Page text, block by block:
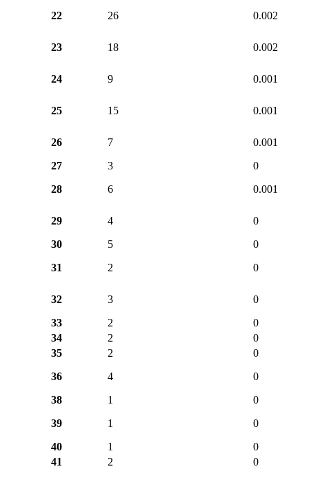
22 26 0.002
23 18 0.002
24 9 0.001
25 15 0.001
26 7
0.001
27
3
0
28
6 0.001
29 4
0
30
5
0
31
2 0
32 3
0
33
2
0
34
2
0
35
2
0
36
4
0
38
1
0
39
1
0
40
1
0
41
2 0